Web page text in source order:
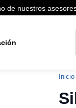
asesores
Inicio
agregado